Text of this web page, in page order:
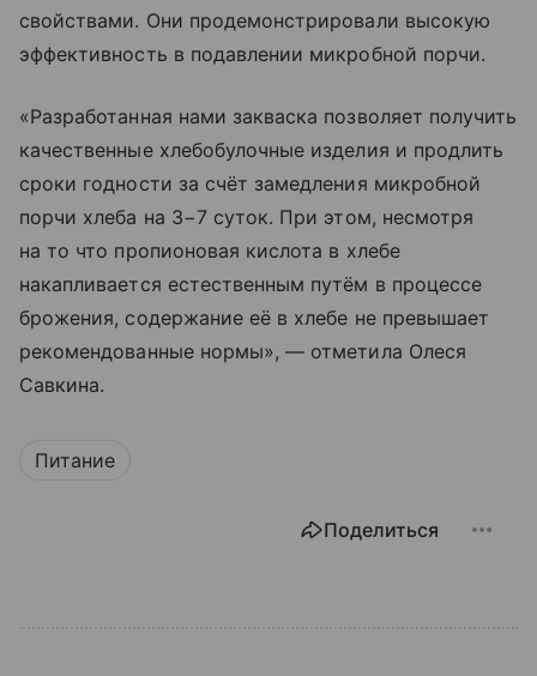
свойствами. Они продемонстрировали высокую
эффективность в подавлении микробной порчи.
«Разработанная нами закваска позволяет получить
качественные хлебобулочные изделия и продлить
сроки годности за счёт замедления микробной
порчи хлеба на 3−7 суток. При этом, несмотря
на то что пропионовая кислота в хлебе
накапливается естественным путём в процессе
брожения, содержание её в хлебе не превышает
рекомендованные нормы», — отметила Олеся
Савкина.
Питание
Поделиться